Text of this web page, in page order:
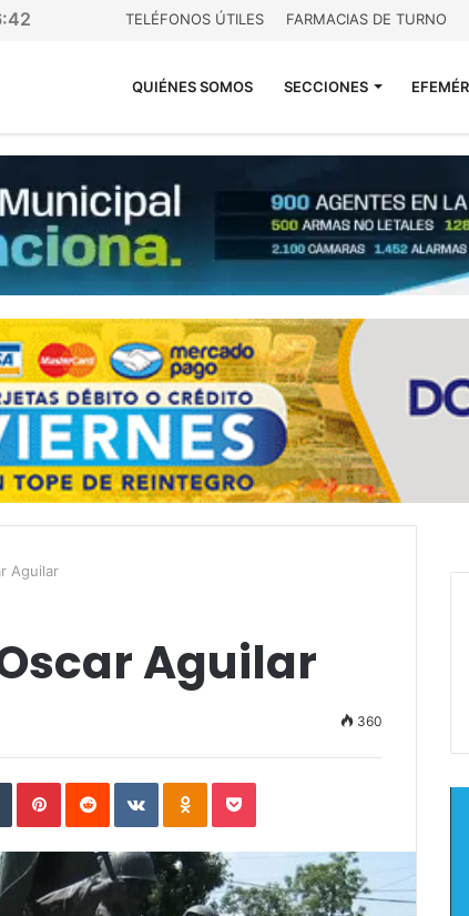
TELÉFONOS ÚTILES FARMACIAS DE TURNO
QUIÉNES SOMOS SECCIONES
Aguilar
Aguilar
360
TumblrPinterestReddit VKontakteOdnoklassniki
Pocket